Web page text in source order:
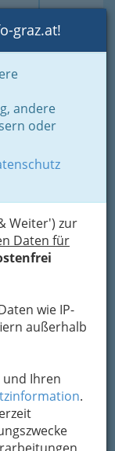
Toggle
graz.at!
andere
oder
Weiter') zur
Daten für
wie IP-
außerhalb
Ihren
.
gruppiert
am 11.
001
Next